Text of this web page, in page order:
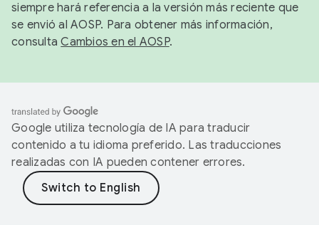
siempre hará referencia a la versión más reciente que
se envió al AOSP. Para obtener más información,
consultaCambios en el AOSP.
Google utiliza tecnología de IA para traducir
contenido a tu idioma preferido. Las traducciones
realizadas con IA pueden contener errores.